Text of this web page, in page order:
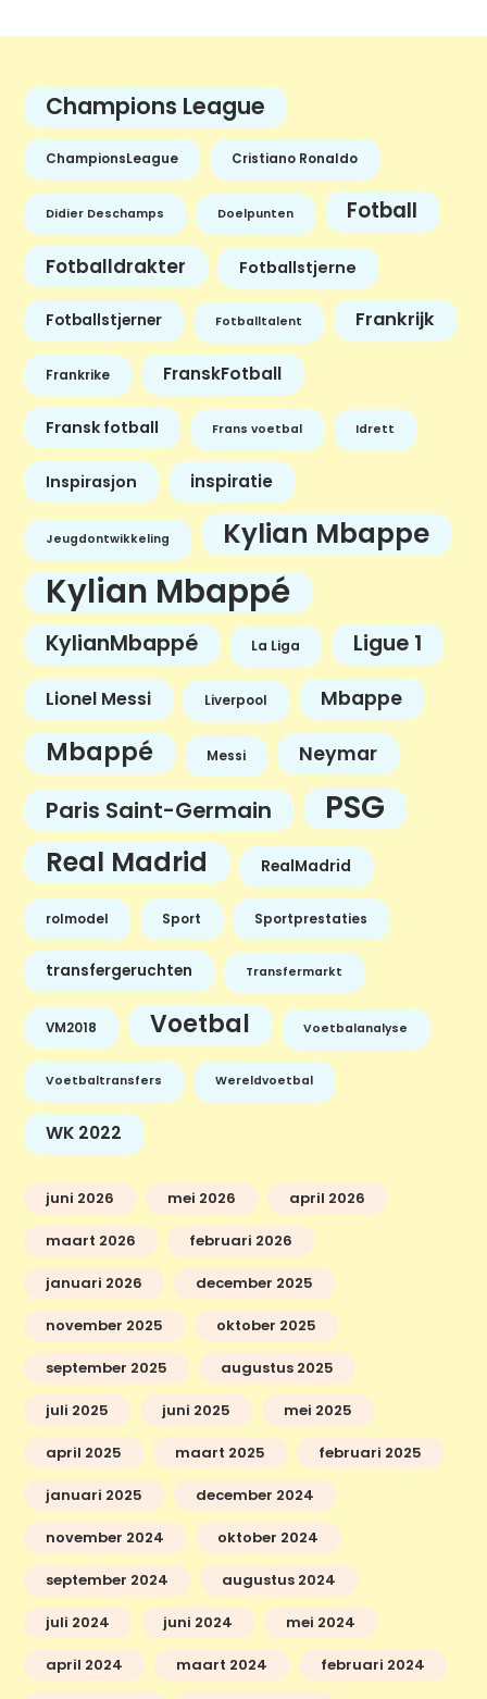
Champions League
ChampionsLeague Cristiano Ronaldo
Didier Deschamps Doelpunten Fotball
Fotballdrakter Fotballstjerne
Fotballstjerner Fotballtalent Frankrijk
Frankrike FranskFotball
Fransk fotball Frans voetbal Idrett
Inspirasjon inspiratie
Jeugdontwikkeling Kylian Mbappe
Kylian Mbappé
KylianMbappé La Liga Ligue 1
Lionel Messi Liverpool Mbappe
Mbappé Messi Neymar
Paris Saint-Germain PSG
Real Madrid RealMadrid
rolmodel Sport Sportprestaties
transfergeruchten Transfermarkt
VM2018 Voetbal Voetbalanalyse
Voetbaltransfers Wereldvoetbal
WK 2022
juni 2026 mei 2026 april 2026
maart 2026 februari 2026
januari 2026 december 2025
november 2025 oktober 2025
september 2025 augustus 2025
juli 2025 juni 2025 mei 2025
april 2025 maart 2025 februari 2025
januari 2025 december 2024
november 2024 oktober 2024
september 2024 augustus 2024
juli 2024 juni 2024 mei 2024
april 2024 maart 2024 februari 2024